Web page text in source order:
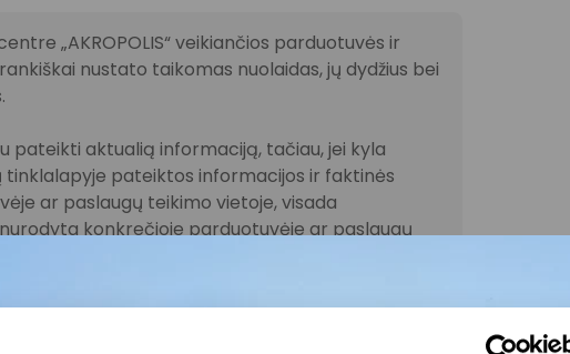
„AKROPOLIS“ veikiančios parduotuvės ir
nustato taikomas nuolaidas, jų dydžius bei
pateikti aktualią informaciją, tačiau, jei kyla
pateiktos informacijos ir faktinės
ar paslaugų teikimo vietoje, visada
konkrečioje parduotuvėje ar paslaugų
su konkrečiomis nuolaidomis bei
prašome kreiptis tiesiogiai į atitinkamą